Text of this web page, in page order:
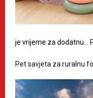
je vrijeme za dodatnu…
Pet savjeta za ruralnu